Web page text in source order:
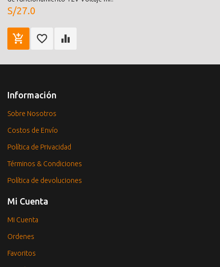
S/27.0
Información
Sobre Nosotros
Costos de Envío
Política de Privacidad
Términos & Condiciones
Política de devoluciones
Mi Cuenta
Mi Cuenta
Ordenes
Favoritos